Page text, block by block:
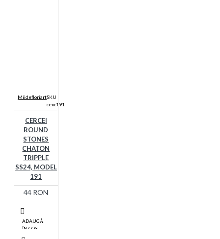
MiidefloriartSKU
cexc191
CERCEI
ROUND
STONES
CHATON
TRIPPLE
SS24, MODEL
191
44 RON
ADAUGĂ
ÎN COŞ